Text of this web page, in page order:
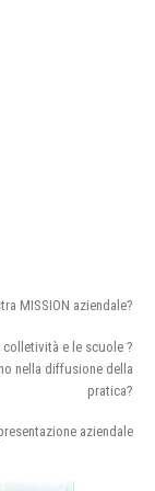
MISSION aziendale?
e le scuole ?
nella diffusione della
pratica?
aziendale